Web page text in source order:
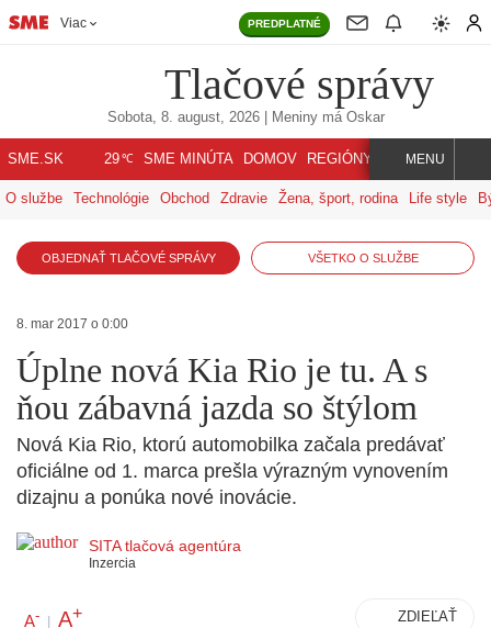
Viac PREDPLATNÉ
Tlačové správy
Sobota, 8. august, 2026| Meniny má Oskar
SME.SK 29℃ SME MINÚTA DOMOV REGIÓNY INDEX SVET
MENU
O službe Technológie Obchod Zdravie Žena, šport, rodina Life style
OBJEDNAŤ TLAČOVÉ SPRÁVY VŠETKO O SLUŽBE
8. mar 2017 o 0:00
Úplne nová Kia Rio je tu. A s
ňou zábavná jazda so štýlom
Nová Kia Rio, ktorú automobilka začala predávať
oficiálne od 1. marca prešla výrazným vynovením
dizajnu a ponúka nové inovácie.
SITA tlačová agentúra
Inzercia
A- | A+ ZDIEĽAŤ